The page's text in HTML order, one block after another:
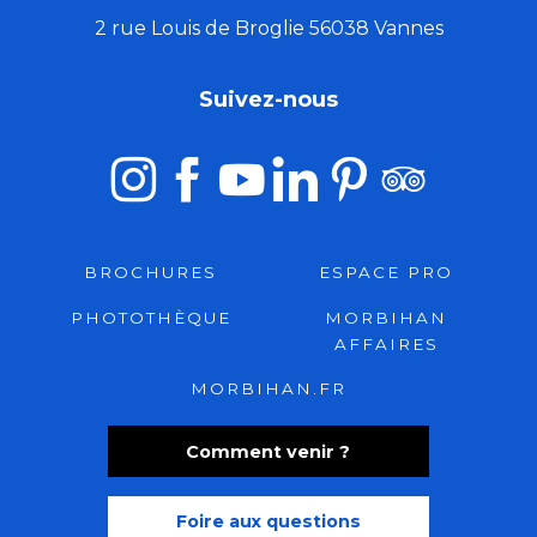
2 rue Louis de Broglie 56038 Vannes
Comment venir ?
Foire aux questions
Suivez-nous
BROCHURES ESPACE PRO
PHOTOTHÈQUE
MORBIHAN
AFFAIRES
MORBIHAN.FR